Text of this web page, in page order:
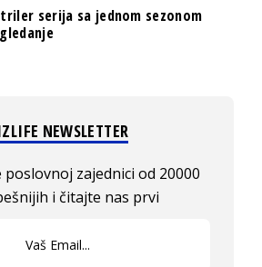
serija sa jednom sezonom
NEWSLETTER
zajednici od 20000
i čitajte nas prvi